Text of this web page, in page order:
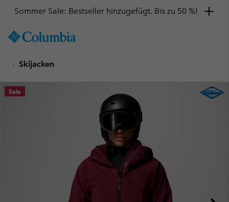
TO
SKIP
MAIN
NAV
Sommer Sale: Bestseller hinzugefügt. Bis zu 50 %!
Skijacken
Sale